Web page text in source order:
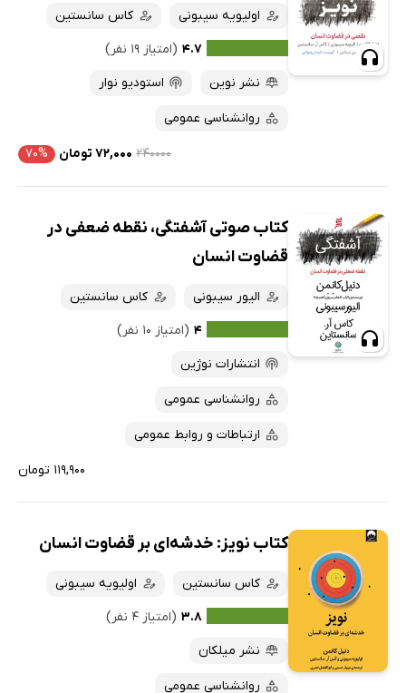
پرفروش‌ها
پربحث‌ها
ارزان ترین‌ها
کتاب‌های متنی
اولیویه سیبونی
کاس سانستین
۴.۷ (امتیاز ۱۹ نفر)
نشر نوین
استودیو نوار
روانشناسی عمومی
۲۴۰۰۰۰ ۷۲,۰۰۰ تومان ۷۰%
کتاب صوتی آشفتگی، نقطه ضعفی در
قضاوت انسان
الیور سیبونی
کاس سانستین
۴ (امتیاز ۱۰ نفر)
انتشارات نوژین
روانشناسی عمومی
ارتباطات و روابط عمومی
۱۱۹,۹۰۰ تومان
کتاب نویز: خدشه‌ای بر قضاوت انسان
کاس سانستین
اولیویه سیبونی
۳.۸ (امتیاز ۴ نفر)
نشر میلکان
روانشناسی عمومی